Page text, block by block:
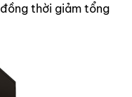
thời giảm tổng